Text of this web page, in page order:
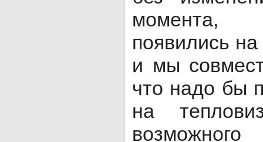
момента,
появились
и мы
что надо бы
на